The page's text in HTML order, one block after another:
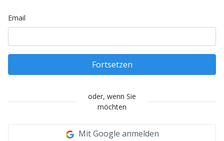
Email
Fortsetzen
oder, wenn Sie
möchten
Mit Google anmelden